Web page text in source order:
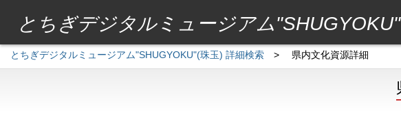
とちぎデジタルミュージアム"SHUGYOKU"
とちぎデジタルミュージアム"SHUGYOKU"(珠玉) 詳細検索 > 県内文化資源詳細